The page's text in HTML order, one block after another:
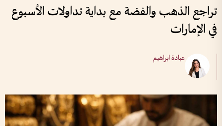
تراجع الذهب والفضة مع بداية تداولات الأسبوع
في الإمارات
عبادة ابراهيم